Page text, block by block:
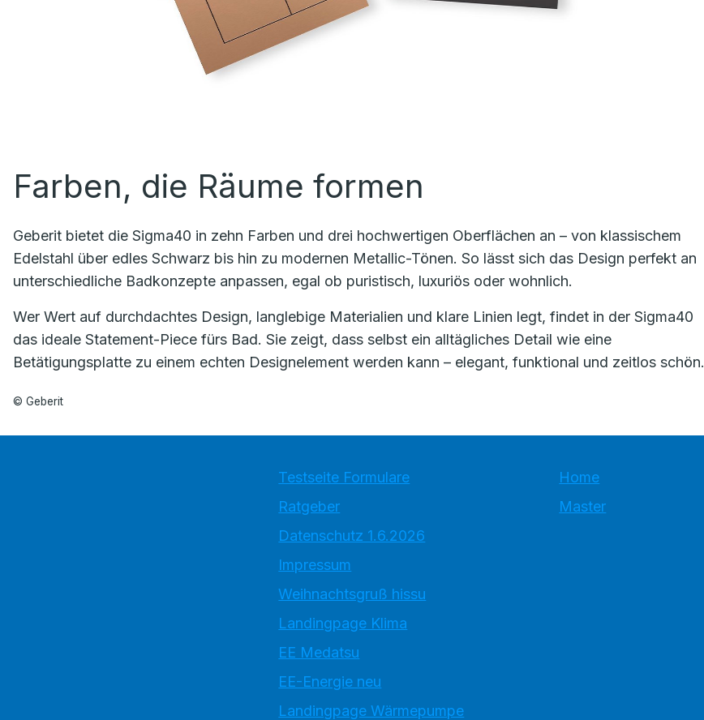
Farben, die Räume formen
Geberit bietet die Sigma40 in zehn Farben und drei hochwertigen Oberflächen an – von klassischem
Edelstahl über edles Schwarz bis hin zu modernen Metallic-Tönen. So lässt sich das Design perfekt an
unterschiedliche Badkonzepte anpassen, egal ob puristisch, luxuriös oder wohnlich.
Wer Wert auf durchdachtes Design, langlebige Materialien und klare Linien legt, findet in der Sigma40
das ideale Statement-Piece fürs Bad. Sie zeigt, dass selbst ein alltägliches Detail wie eine
Betätigungsplatte zu einem echten Designelement werden kann – elegant, funktional und zeitlos schön.
© Geberit
Testseite Formulare
Ratgeber
Datenschutz 1.6.2026
Impressum
Weihnachtsgruß hissu
Landingpage Klima
EE Medatsu
EE-Energie neu
Landingpage Wärmepumpe
Home
Master